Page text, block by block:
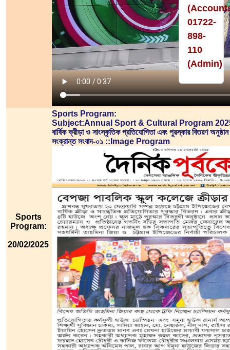
Sports
Program:
20/02/2025
Sports Program:
Subject:Annual Sport & Cultural Program
বার্ষিক ক্রীড়া ও সাংস্কৃতিক প্রতিযোগিতা এবং পুরস্কার বিতরণ
সংক্রান্ত সংবাদ-০১ ::Image Program
01722-
898-
110
(Admin)